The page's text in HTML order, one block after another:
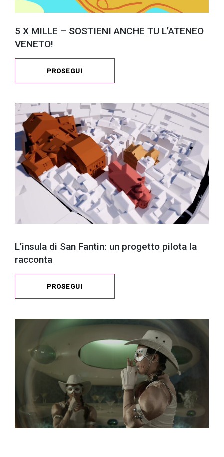
5 X MILLE – SOSTIENI ANCHE TU L’ATENEO
VENETO!
PROSEGUI
L’insula di San Fantin: un progetto pilota la
racconta
PROSEGUI